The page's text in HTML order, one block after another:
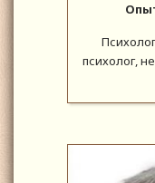
психолог,